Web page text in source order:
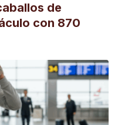
de
con 870